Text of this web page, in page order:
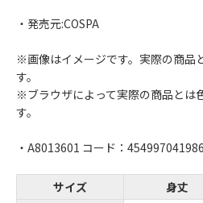
・発売元:COSPA
※画像はイメージです。実際の商品
す。
※ブラウザによって実際の商品とは
す。
・A8013601 コード：
サイズ 身丈